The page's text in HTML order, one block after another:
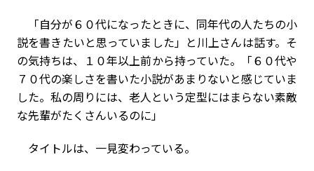
「自分が６０代になったときに、同年代の人たちの小
説を書きたいと思っていました」と川上さんは話す。そ
の気持ちは、１０年以上前から持っていた。「６０代や
７０代の楽しさを書いた小説があまりないと感じていま
した。私の周りには、老人という定型にはまらない素敵
な先輩がたくさんいるのに」
タイトルは、一見変わっている。